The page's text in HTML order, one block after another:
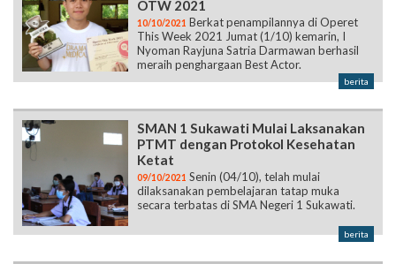
OTW 2021
10/10/2021 Berkat penampilannya di Operet
This Week 2021 Jumat (1/10) kemarin, I
Nyoman Rayjuna Satria Darmawan berhasil
meraih penghargaan Best Actor.
berita
SMAN 1 Sukawati Mulai Laksanakan
PTMT dengan Protokol Kesehatan
Ketat
09/10/2021 Senin (04/10), telah mulai
dilaksanakan pembelajaran tatap muka
secara terbatas di SMA Negeri 1 Sukawati.
berita